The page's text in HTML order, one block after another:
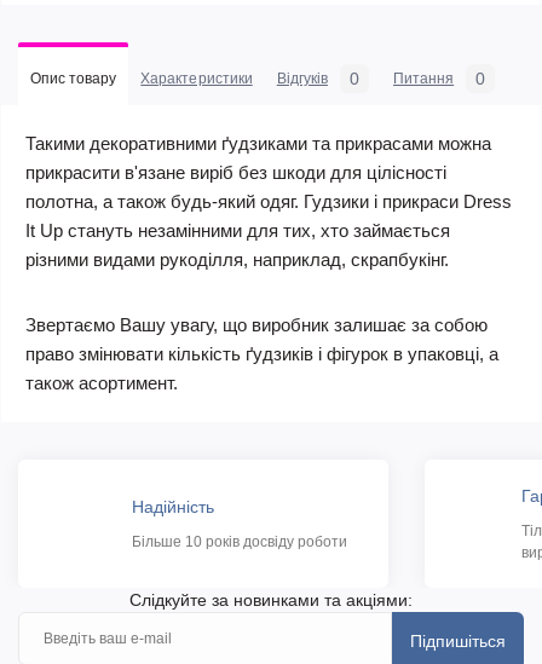
Опис товару Характеристики Відгуків 0 Питання 0
Такими декоративними ґудзиками та прикрасами можна
прикрасити в'язане виріб без шкоди для цілісності
полотна, а також будь-який одяг. Гудзики і прикраси Dress
It Up стануть незамінними для тих, хто займається
різними видами рукоділля, наприклад, скрапбукінг.
Звертаємо Вашу увагу, що виробник залишає за собою
право змінювати кількість ґудзиків і фігурок в упаковці, а
також асортимент.
Надійність
Більше 10 років досвіду роботи
Слідкуйте за новинками та акціями:
Підпишіться